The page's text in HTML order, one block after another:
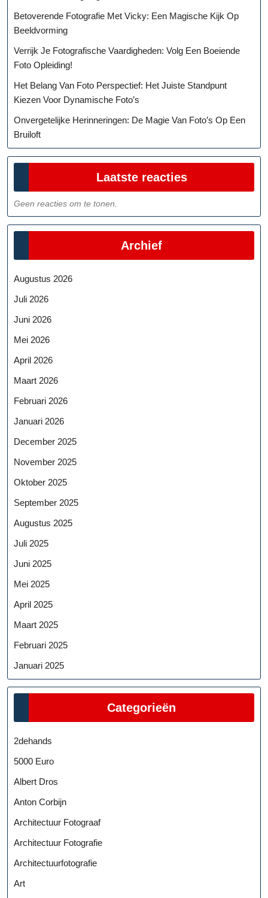
Betoverende Fotografie Met Vicky: Een Magische Kijk Op
Beeldvorming
Verrijk Je Fotografische Vaardigheden: Volg Een Boeiende
Foto Opleiding!
Het Belang Van Foto Perspectief: Het Juiste Standpunt
Kiezen Voor Dynamische Foto’s
Onvergetelijke Herinneringen: De Magie Van Foto’s Op Een
Bruiloft
Laatste reacties
Geen reacties om te tonen.
Archief
Augustus 2026
Juli 2026
Juni 2026
Mei 2026
April 2026
Maart 2026
Februari 2026
Januari 2026
December 2025
November 2025
Oktober 2025
September 2025
Augustus 2025
Juli 2025
Juni 2025
Mei 2025
April 2025
Maart 2025
Februari 2025
Januari 2025
Categorieën
2dehands
5000 Euro
Albert Dros
Anton Corbijn
Architectuur Fotograaf
Architectuur Fotografie
Architectuurfotografie
Art